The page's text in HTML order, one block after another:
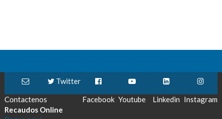
Contactenos
Twitter
Facebook Youtube Linkedin Instagram
Recaudos Online